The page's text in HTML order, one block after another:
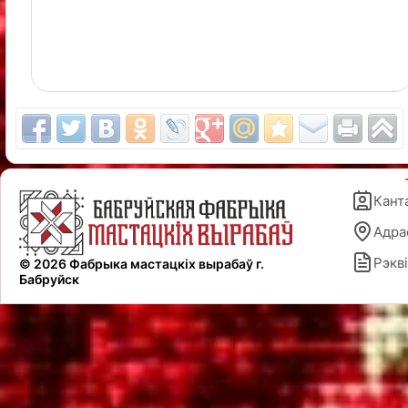
© 2026 Фабрыка мастацкіх вырабаў г.
Бабруйск